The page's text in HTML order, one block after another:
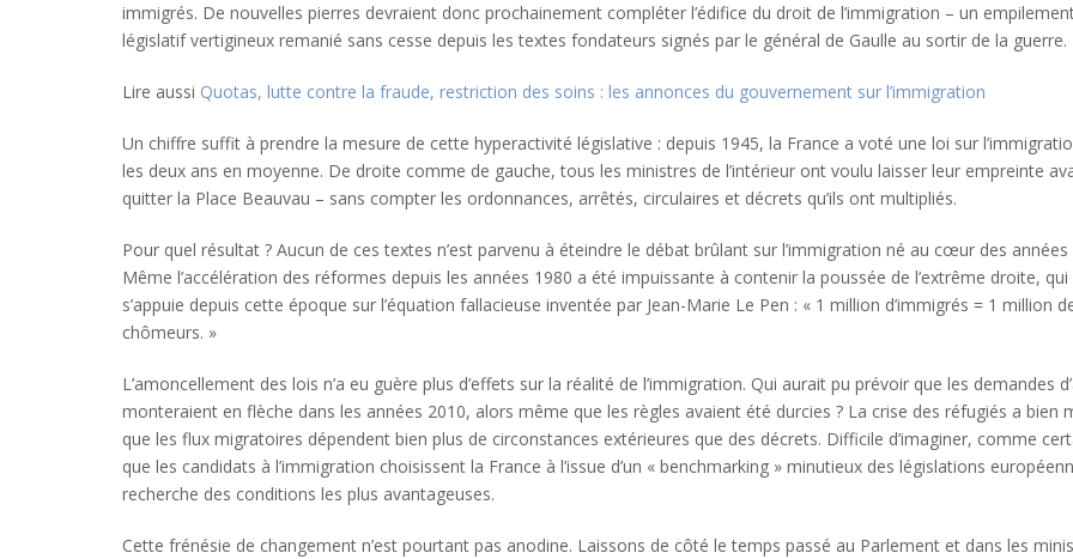
immigrés. De nouvelles pierres devraient donc prochainement compléter l’édifice du droit de l’immigration – un
législatif vertigineux remanié sans cesse depuis les textes fondateurs signés par le général de Gaulle au sortir de la guerre.
Lire aussi Quotas, lutte contre la fraude, restriction des soins : les annonces du gouvernement sur l’immigration
Un chiffre suffit à prendre la mesure de cette hyperactivité législative : depuis 1945, la France a voté une loi sur
les deux ans en moyenne. De droite comme de gauche, tous les ministres de l’intérieur ont voulu laisser leur empreinte
quitter la Place Beauvau – sans compter les ordonnances, arrêtés, circulaires et décrets qu’ils ont multipliés.
Pour quel résultat ? Aucun de ces textes n’est parvenu à éteindre le débat brûlant sur l’immigration né au cœur des années
Même l’accélération des réformes depuis les années 1980 a été impuissante à contenir la poussée de l’extrême droite, qui
s’appuie depuis cette époque sur l’équation fallacieuse inventée par Jean-Marie Le Pen : « 1 million d’immigrés = 1 million
chômeurs. »
L’amoncellement des lois n’a eu guère plus d’effets sur la réalité de l’immigration. Qui aurait pu prévoir que les demandes
monteraient en flèche dans les années 2010, alors même que les règles avaient été durcies ? La crise des réfugiés a bien
que les flux migratoires dépendent bien plus de circonstances extérieures que des décrets. Difficile d’imaginer, comme
que les candidats à l’immigration choisissent la France à l’issue d’un « benchmarking » minutieux des législations
recherche des conditions les plus avantageuses.
Cette frénésie de changement n’est pourtant pas anodine. Laissons de côté le temps passé au Parlement et dans les